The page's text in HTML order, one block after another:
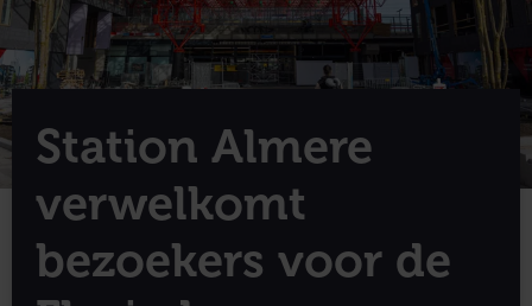
Station Almere
verwelkomt
bezoekers voor de